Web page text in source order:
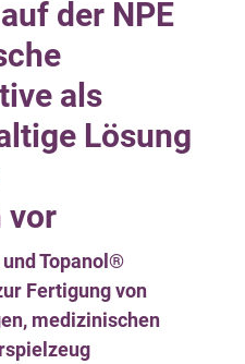
der NPE
als
Lösung
vor
Topanol®
Fertigung von
medizinischen